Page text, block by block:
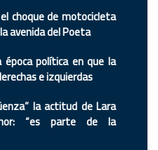
choque de motocicleta
avenida del Poeta
política en que la
e izquierdas
la actitud de Lara
“es parte de la